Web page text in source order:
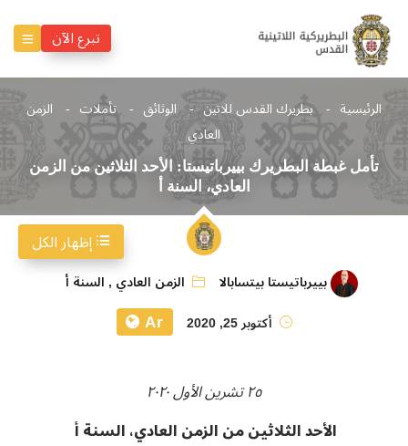
تبرع الآن
الرئيسية بطريرك القدس للاتين الوثائق تأملات
الزمن
العادي
تأمل غبطة البطريرك بييرباتيستا: الأحد الثلاثين من الزمن
العادي، السنة أ
بييرباتيستا بيتسابالا الزمن العادي , السنة أ
أكتوبر 25, 2020
Ar
٢٥ تشرين الأول ٢٠٢٠
الأحد الثلاثين من الزمن العادي، السنة أ
إظهار الكل